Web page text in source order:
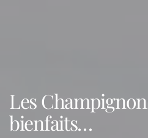
Les
bienfaits…